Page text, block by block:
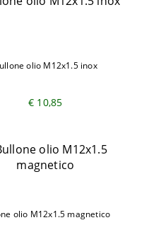
olio M12x1.5 inox
€ 10,85
olio M12x1.5 magnetico